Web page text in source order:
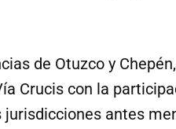
de Otuzco y
Crucis con la
antes